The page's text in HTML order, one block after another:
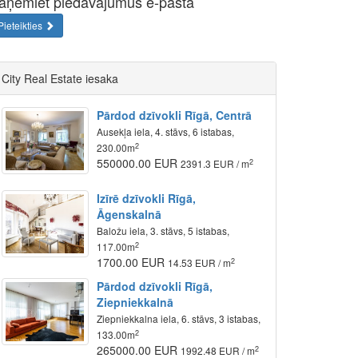
City Real Estate iesaka
Pārdod dzīvokli Rīgā, Centrā
Ausekļa iela, 4. stāvs, 6 istabas,
230.00m2
550000.00 EUR2391.3 EUR / m2
Izīrē dzīvokli Rīgā,
Āgenskalnā
Baložu iela, 3. stāvs, 5 istabas,
117.00m2
1700.00 EUR 14.53 EUR / m2
Pārdod dzīvokli Rīgā,
Ziepniekkalnā
Ziepniekkalna iela, 6. stāvs, 3 istabas,
133.00m2
265000.00 EUR 1992.48 EUR / m2